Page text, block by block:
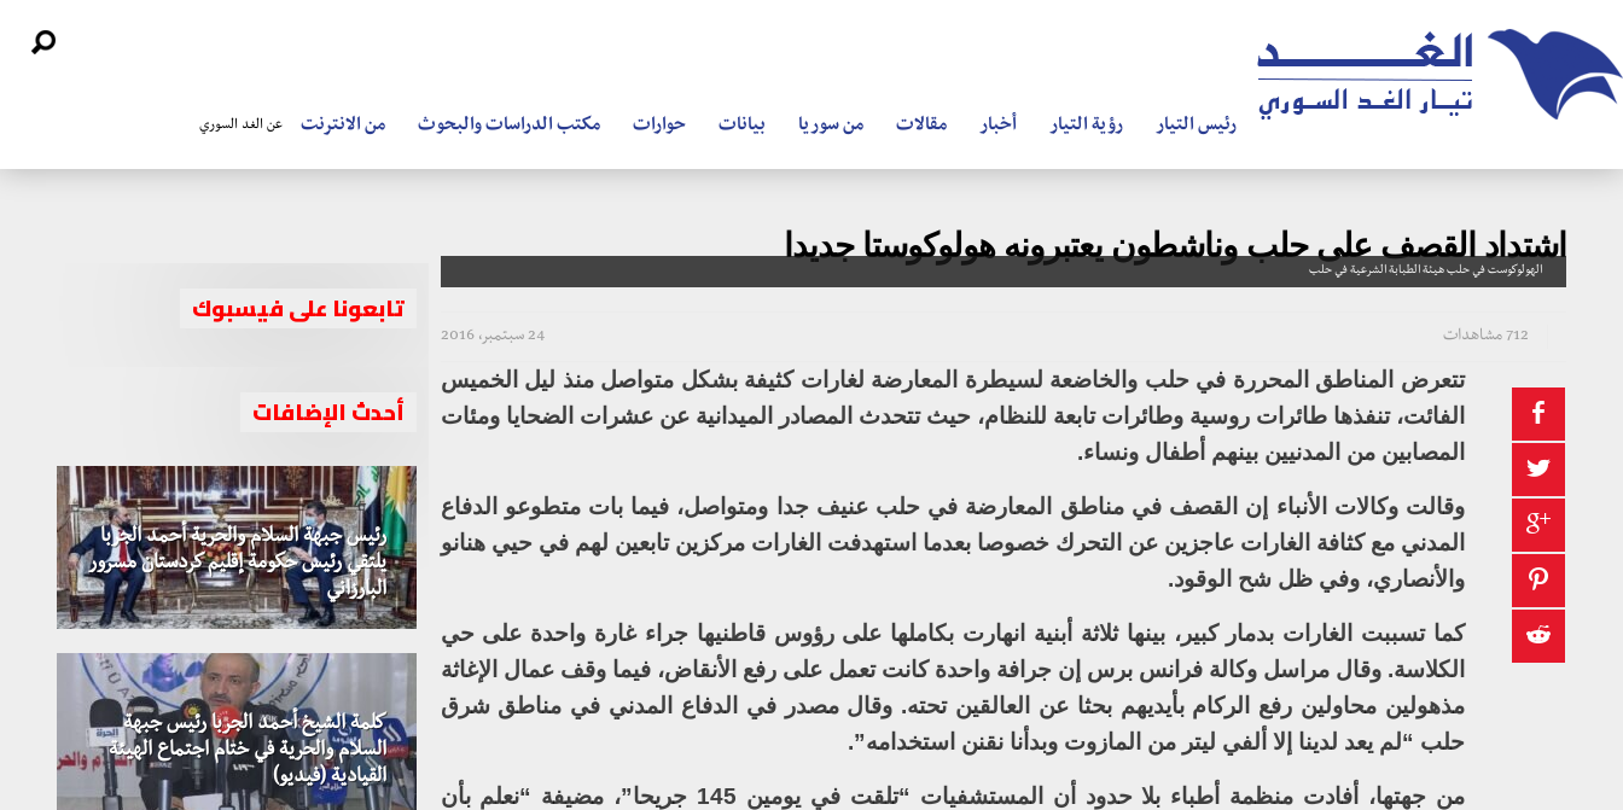
رئيس التيار رؤية التيار أخبار مقالات من سوريا بيانات حوارات مكتب الدراسات والبحوث من الانترنت عن الغد السوري
اشتداد القصف على حلب وناشطون يعتبرونه هولوكوستا جديدا
الهولوكوست في حلب هيئة الطبابة الشرعية في حلب
24 سبتمبر، 2016 712 مشاهدات
تتعرض المناطق المحررة في حلب والخاضعة لسيطرة المعارضة لغارات كثيفة بشكل متواصل منذ ليل الخميس
الفائت، تنفذها طائرات روسية وطائرات تابعة للنظام، حيث تتحدث المصادر الميدانية عن عشرات الضحايا ومئات
المصابين من المدنيين بينهم أطفال ونساء.
وقالت وكالات الأنباء إن القصف في مناطق المعارضة في حلب عنيف جدا ومتواصل، فيما بات متطوعو الدفاع
المدني مع كثافة الغارات عاجزين عن التحرك خصوصا بعدما استهدفت الغارات مركزين تابعين لهم في حيي هنانو
والأنصاري، وفي ظل شح الوقود.
كما تسببت الغارات بدمار كبير، بينها ثلاثة أبنية انهارت بكاملها على رؤوس قاطنيها جراء غارة واحدة على حي
الكلاسة. وقال مراسل وكالة فرانس برس إن جرافة واحدة كانت تعمل على رفع الأنقاض، فيما وقف عمال الإغاثة
مذهولين محاولين رفع الركام بأيديهم بحثا عن العالقين تحته. وقال مصدر في الدفاع المدني في مناطق شرق
حلب “لم يعد لدينا إلا ألفي ليتر من المازوت وبدأنا نقنن استخدامه”.
من جهتها، أفادت منظمة أطباء بلا حدود أن المستشفيات “تلقت في يومين 145 جريحا”، مضيفة “نعلم بأن
تابعونا على فيسبوك
أحدث الإضافات
رئيس جبهة السلام والحرية أحمد الجربا
يلتقي رئيس حكومة إقليم كردستان مسرور
البارزاني
كلمة الشيخ أحمد الجربا رئيس جبهة
السلام والحرية في ختام اجتماع الهيئة
القيادية (فيديو)